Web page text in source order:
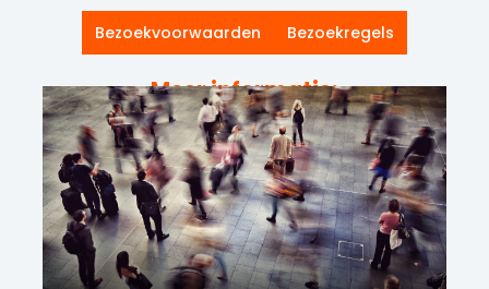
Bezoekvoorwaarden Bezoekregels
Meer informatie: